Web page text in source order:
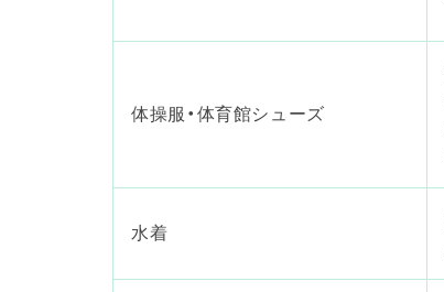
体操服・体育館シューズ
水着